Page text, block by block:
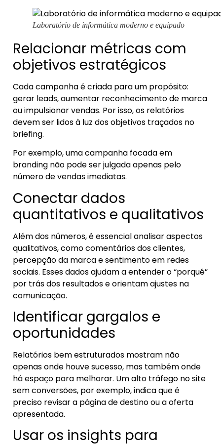
Laboratório de informática moderno e equipado
Relacionar métricas com
objetivos estratégicos
Cada campanha é criada para um propósito:
gerar leads, aumentar reconhecimento de marca
ou impulsionar vendas. Por isso, os relatórios
devem ser lidos à luz dos objetivos traçados no
briefing.
Por exemplo, uma campanha focada em
branding não pode ser julgada apenas pelo
número de vendas imediatas.
Conectar dados
quantitativos e qualitativos
Além dos números, é essencial analisar aspectos
qualitativos, como comentários dos clientes,
percepção da marca e sentimento em redes
sociais. Esses dados ajudam a entender o “porquê”
por trás dos resultados e orientam ajustes na
comunicação.
Identificar gargalos e
oportunidades
Relatórios bem estruturados mostram não
apenas onde houve sucesso, mas também onde
há espaço para melhorar. Um alto tráfego no site
sem conversões, por exemplo, indica que é
preciso revisar a página de destino ou a oferta
apresentada.
Usar os insights para